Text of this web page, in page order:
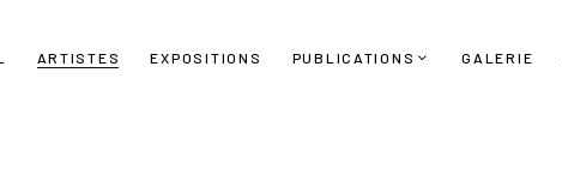
ARTISTES EXPOSITIONS PUBLICATIONS GALERIE